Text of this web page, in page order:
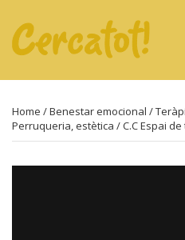
Home /Benestar emocional /
Perruqueria, estètica / C.C Espai